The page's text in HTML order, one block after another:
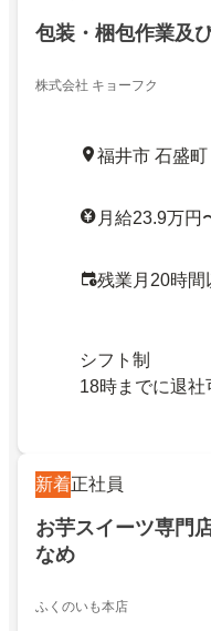
包装・梱包作業及
株式会社 キョーフク
福井市 石盛
月給23.9万円
残業月20時間
シフト制
18時までに退社
新着正社員
お芋スイーツ専門
なめ
ふくのいも本店